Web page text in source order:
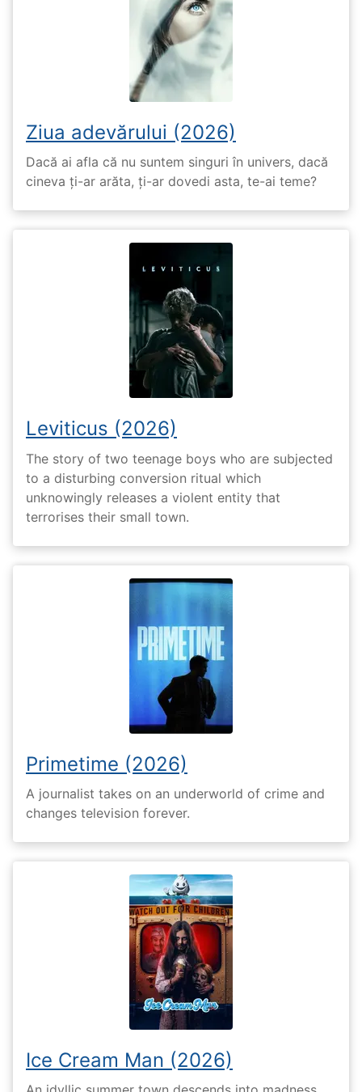
Ziua adevărului (2026)
Dacă ai afla că nu suntem singuri în univers, dacă
cineva ți-ar arăta, ți-ar dovedi asta, te-ai teme?
Leviticus (2026)
The story of two teenage boys who are subjected
to a disturbing conversion ritual which
unknowingly releases a violent entity that
terrorises their small town.
Primetime (2026)
A journalist takes on an underworld of crime and
changes television forever.
Ice Cream Man (2026)